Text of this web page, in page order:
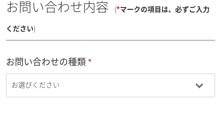
お問い合わせ内容 (*マークの項目は、必ずご入力
ください)
お問い合わせの種類